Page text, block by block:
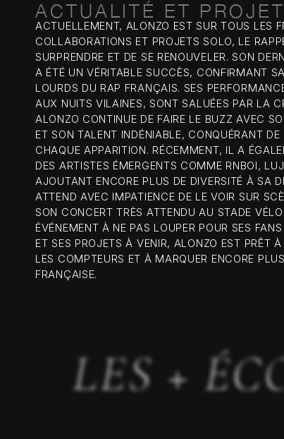
ACTUALITÉ ET
ACTUELLEMENT, ALONZO EST SUR TOUS LES
COLLABORATIONS ET PROJETS SOLO, LE
SURPRENDRE ET DE SE RENOUVELER. SON
A ÉTÉ UN VÉRITABLE SUCCÈS, CONFIRMANT
LOURDS DU RAP FRANÇAIS. SES
AUX NUITS VILAINES, SONT SALUÉES PAR LA
ALONZO CONTINUE DE FAIRE LE BUZZ AVEC
ET SON TALENT INDÉNIABLE, CONQUÉRANT
CHAQUE APPARITION. RÉCEMMENT, IL A
DES ARTISTES ÉMERGENTS COMME RNBOI,
AJOUTANT ENCORE PLUS DE DIVERSITÉ À SA
ATTEND AVEC IMPATIENCE DE LE VOIR SUR
SON CONCERT TRÈS ATTENDU AU STADE
ÉVÉNEMENT À NE PAS LOUPER POUR SES
ET SES PROJETS À VENIR, ALONZO EST PRÊT
LES COMPTEURS ET À MARQUER ENCORE
FRANÇAISE.
LES +